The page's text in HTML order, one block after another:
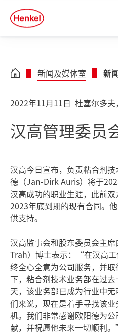
Skip to main content
Skip to footer
quick
search
新闻及媒体室 新
2022年11月11日 杜塞尔多夫
汉高管理委员
汉高今日宣布，负责粘合剂
德（Jan-Dirk Auris）将于
汉高成功的职业生涯，此前
2023年底到期的现有合同。
供支持。
汉高监事会和股东委员会主
Trah）博士表示：“在汉高
终全心全意为公司服务，并
下，粘合剂技术业务部在过
天，该业务部已成为行业中
们来说，现在是着手寻找该
机。我们非常感谢欧阳德为
献，并祝愿他未来一切顺利。”